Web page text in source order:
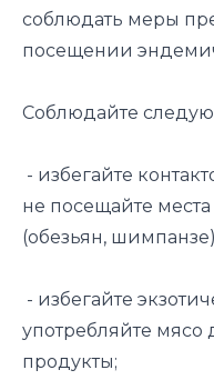
соблюдать меры
посещении
Соблюдайте
- избегайте
не посещайте
(обезьян,
- избегайте
употребляйте
продукты;